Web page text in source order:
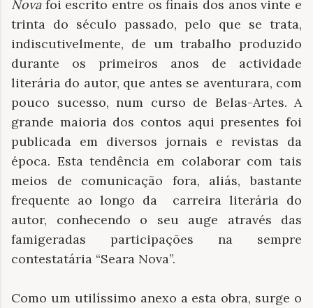
Novafoi escrito entre os finais dos anos vinte e
trinta do século passado, pelo que se trata,
indiscutivelmente, de um trabalho produzido
durante os primeiros anos de actividade
literária do autor, que antes se aventurara, com
pouco sucesso, num curso de Belas-Artes. A
grande maioria dos contos aqui presentes foi
publicada em diversos jornais e revistas da
época. Esta tendência em colaborar com tais
meios de comunicação fora, aliás, bastante
frequente ao longo da carreira literária do
autor, conhecendo o seu auge através das
famigeradas participações na sempre
contestatária “Seara Nova”.
Como um utilíssimo anexo a esta obra, surge o